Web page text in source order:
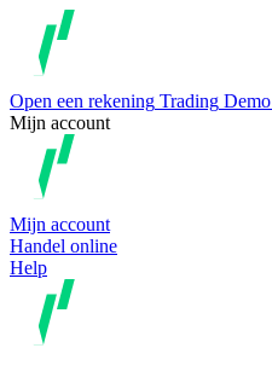
Open een rekening Trading Demo
Mijn account
Mijn account
Handel online
Help